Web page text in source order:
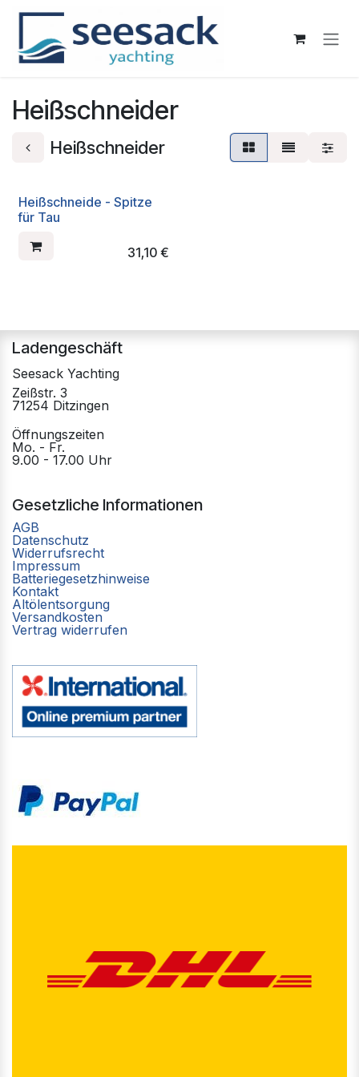
Zum Inhalt springen
Heißschneider
Heißschneider
Heißschneide - Spitze
für Tau
31,10€
Ladengeschäft
Seesack Yachting
Zeißstr. 3
71254 Ditzingen
Öffnungszeiten
Mo. - Fr.
9.00 - 17.00 Uhr
Gesetzliche Informationen
AGB
Datenschutz
Widerrufsrecht
Impressum
Batteriegesetzhinweise
Kontakt
Altölentsorgung
Versandkosten
Vertrag widerrufen